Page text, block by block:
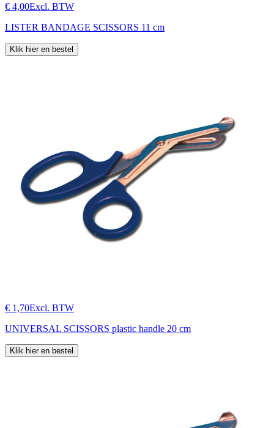
€ 4,00Excl. BTW
LISTER BANDAGE SCISSORS 11 cm
Klik hier en bestel
€ 1,70Excl. BTW
UNIVERSAL SCISSORS plastic handle 20 cm
Klik hier en bestel